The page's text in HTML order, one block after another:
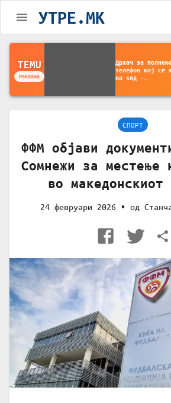
УТРЕ.MK
TEMU
Реклама
Држач за
телефон кој се
на ѕид -
за чување на
СПОРТ
ФФМ објави
Сомнежи за местење
во македонскиот
24 февруари 2026 • од